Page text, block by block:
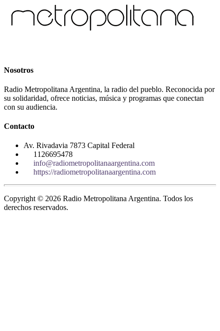
Nosotros
Radio Metropolitana Argentina, la radio del pueblo. Reconocida por
su solidaridad, ofrece noticias, música y programas que conectan
con su audiencia.
Contacto
Av. Rivadavia 7873 Capital Federal
1126695478
info@radiometropolitanaargentina.com
https://radiometropolitanaargentina.com
Copyright © 2026 Radio Metropolitana Argentina. Todos los
derechos reservados.